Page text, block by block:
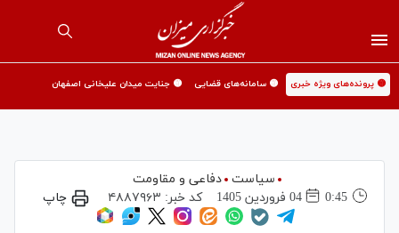
🟡 پرونده‌های ویژه خبری 🟡 سامانه‌های قضایی 🟡 جنایت میدان علیخانی اصفهان
سیاست
دفاعی و مقاومت
0:45
04 فروردين 1405 کد خبر: ۴۸۸۷۹۶۳ چاپ